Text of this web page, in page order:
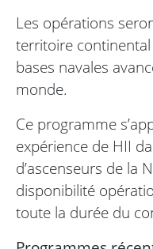
Les opérations
territoire
bases navales
monde.
Ce programme
expérience de HII
d’ascenseurs de la
disponibilité
toute la durée du